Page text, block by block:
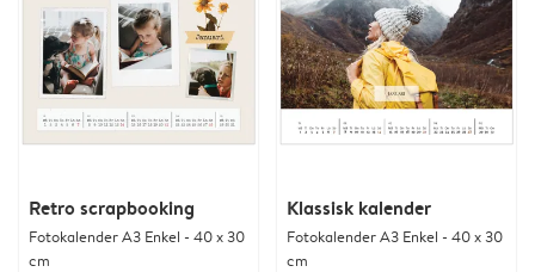
Retro scrapbooking
Fotokalender A3 Enkel - 40 x 30
cm
Klassisk kalender
Fotokalender A3 Enkel - 40 x 30
cm